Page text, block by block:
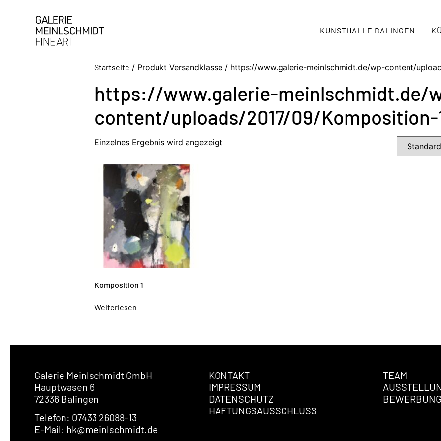
KUNSTHALLE BALINGEN
Startseite / Produkt Versandklasse / https://www.galerie-meinlschmidt.de/wp-content/
https://www.galerie-meinlschmidt.de/
content/uploads/2017/09/Komposition-
Einzelnes Ergebnis wird angezeigt
Komposition 1
Weiterlesen
Galerie Meinlschmidt GmbH
Hauptwasen 6
72336 Balingen
Telefon: 07433 26088-13
E-Mail: hk@meinlschmidt.de
KONTAKT
IMPRESSUM
DATENSCHUTZ
HAFTUNGSAUSSCHLUSS
TEAM